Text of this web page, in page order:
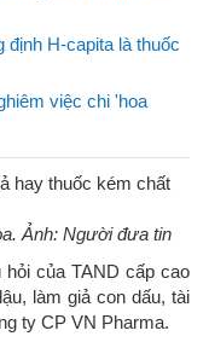
định H-capita là thuốc
việc chi 'hoa
Ảnh: Người đưa tin
của TAND cấp cao
làm giả con dấu, tài
ty CP VN Pharma.